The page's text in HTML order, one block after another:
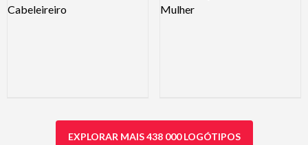
EXPLORAR MAIS 438 000 LOGÓTIPOS